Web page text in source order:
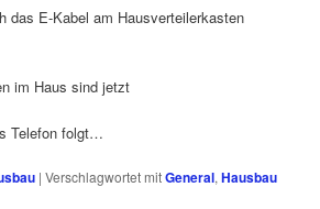
das E-Kabel am Hausverteilerkasten
im Haus sind jetzt
Telefon folgt…
|Verschlagwortet mitGeneral,Hausbau